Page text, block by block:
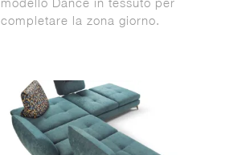
completare la zona giorno.